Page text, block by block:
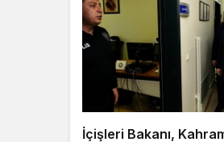
İçişleri Bakanı,